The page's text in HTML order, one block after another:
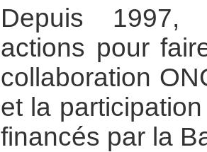
Depuis 1997,
actions pour
collaboration
et la
financés par la